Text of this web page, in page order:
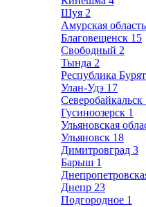
Шуя 2
Амурская область
Благовещенск 15
Свободный 2
Тында 2
Республика
Улан-Удэ 17
Северобайкальск
Гусиноозерск 1
Ульяновская
Ульяновск 18
Димитровград 3
Барыш 1
Днепр 23
Подгородное 1